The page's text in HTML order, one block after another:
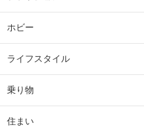
ホビー
ライフスタイル
乗り物
住まい